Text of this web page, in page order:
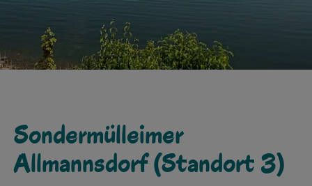
Sondermülleimer
Allmannsdorf (Standort 3)